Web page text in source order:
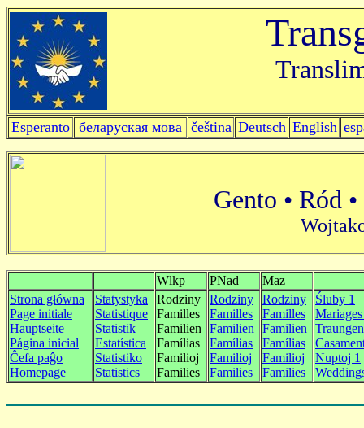
Esperanto беларуская мова čeština Deutsch English
Gento • Ród
Wlkp PNad
Maz
Strona główna
Page initiale
Hauptseite
Página inicial
Ĉefa paĝo
Homepage
Statystyka
Statistique
Statistik
Estatística
Statistiko
Statistics
Rodziny
Familles
Familien
Famílias
Familioj
Families
Rodziny
Familles
Familien
Famílias
Familioj
Families
Rodziny
Familles
Familien
Famílias
Familioj
Families
Śluby 1
Nuptoj 1